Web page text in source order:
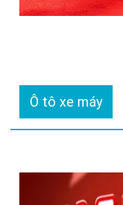
Ô tô xe máy